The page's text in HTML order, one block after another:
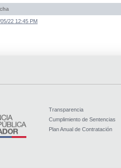
05/22 12:45 PM
Transparencia
Cumplimiento de Sentencias
Plan Anual de Contratación